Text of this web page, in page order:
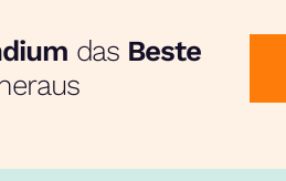
das Beste